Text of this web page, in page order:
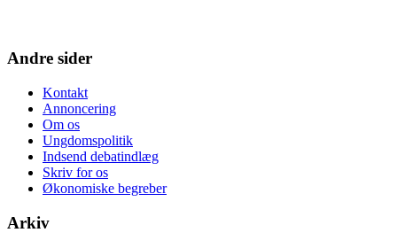
Andre sider
Kontakt
Annoncering
Om os
Ungdomspolitik
Indsend debatindlæg
Skriv for os
Økonomiske begreber
Arkiv